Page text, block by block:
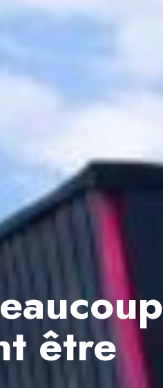
être